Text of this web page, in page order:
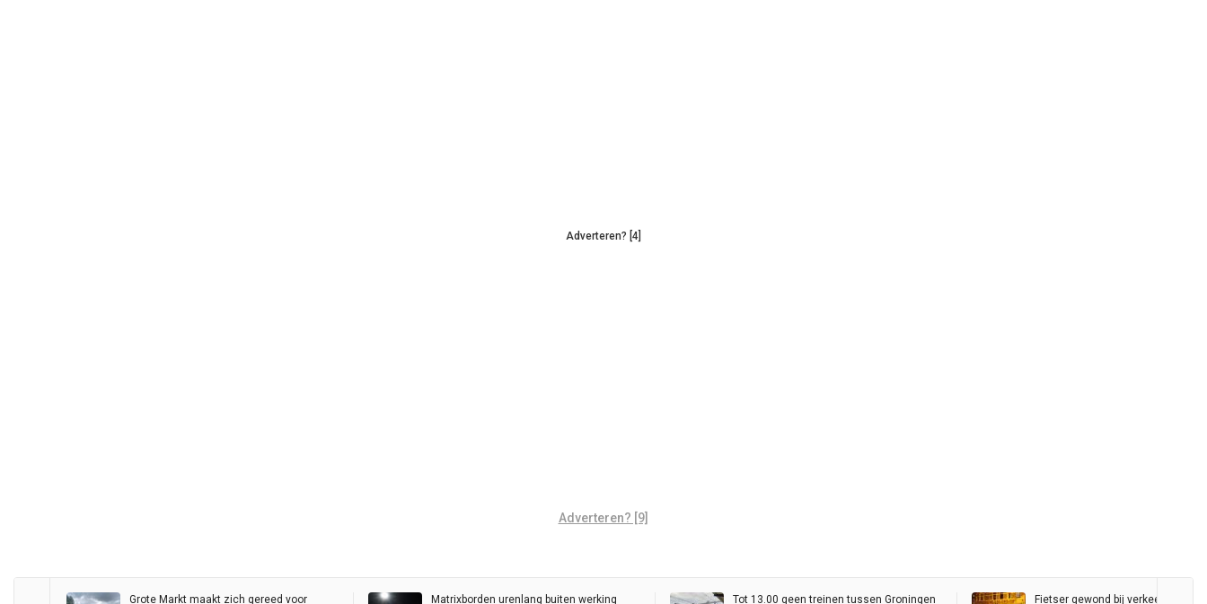
Adverteren? [4]
Adverteren? [9]
Grote Markt maakt zich gereed voor Matrixborden urenlang buiten werking Tot 13.00 geen treinen tussen Groningen Fietser gewond bij